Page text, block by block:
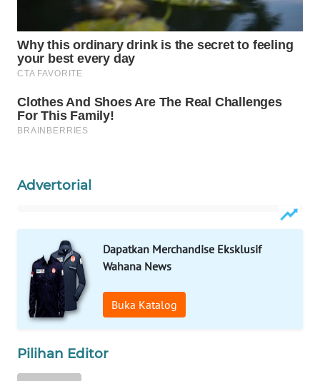
Advertorial
Dapatkan Merchandise Eksklusif
Wahana News
Buka Katalog
Pilihan Editor
LAPAK
WAHANA
Network
WALINKI
ID
MAWAKA
ID
MARTABAT